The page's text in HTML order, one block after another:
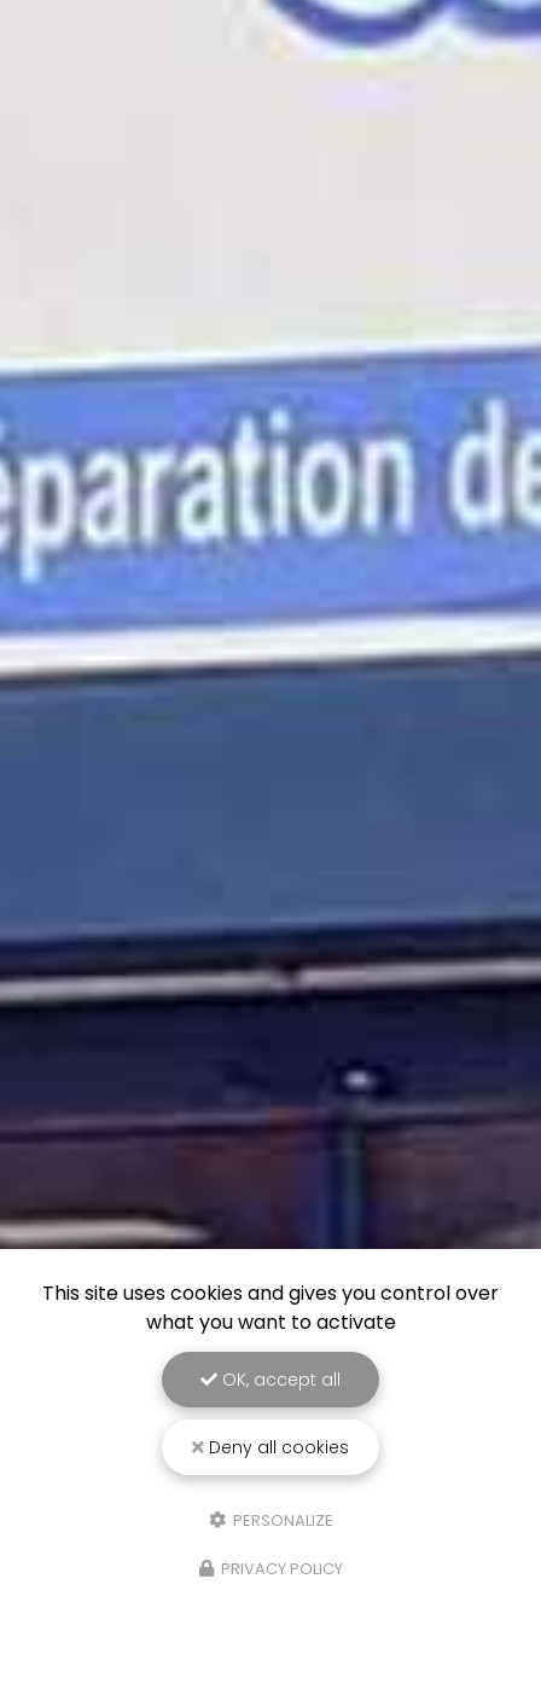
This site uses cookies and gives you control over
what you want to activate
OK, accept all
Deny all cookies
PERSONALIZE
PRIVACY POLICY